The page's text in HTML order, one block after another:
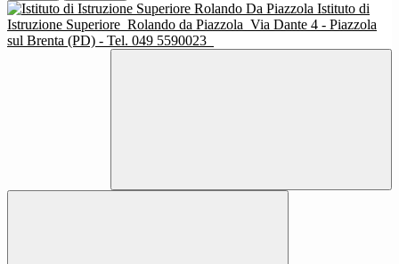
Istituto di
Istruzione Superiore Rolando da Piazzola Via Dante 4 - Piazzola
sul Brenta (PD) - Tel. 049 5590023